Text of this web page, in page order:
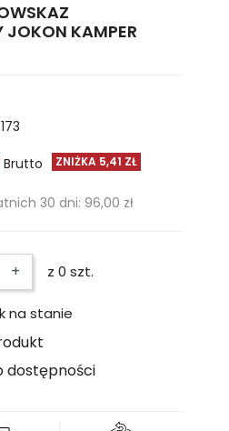
JOKON KAMPER
Brutto ZNIŻKA 5,41 ZŁ
30 dni: 96,00 zł
+ z 0 szt.
na stanie
dostępności